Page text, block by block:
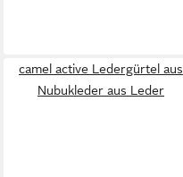
camel active Ledergürtel aus
Nubukleder aus Leder